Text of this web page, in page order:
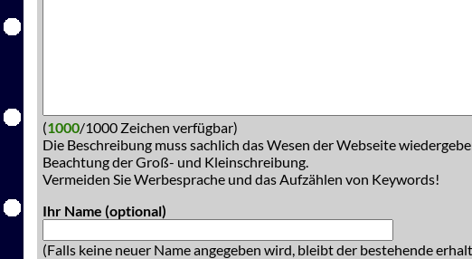
(1000/1000 Zeichen verfügbar)
Die Beschreibung muss sachlich das Wesen der Webseite
Beachtung der Groß- und Kleinschreibung.
Vermeiden Sie Werbesprache und das Aufzählen von Keywords!
Ihr Name (optional)
(Falls keine neuer Name angegeben wird, bleibt der bestehende